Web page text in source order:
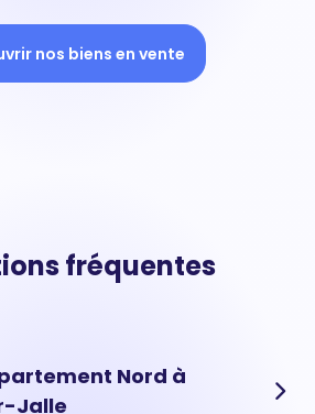
nos biens en vente
fréquentes
Nord à
Jalle